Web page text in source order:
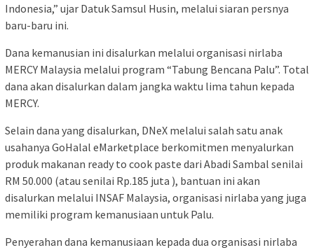
Indonesia,” ujar Datuk Samsul Husin, melalui siaran persnya
baru-baru ini.
Dana kemanusian ini disalurkan melalui organisasi nirlaba
MERCY Malaysia melalui program “Tabung Bencana Palu”. Total
dana akan disalurkan dalam jangka waktu lima tahun kepada
MERCY.
Selain dana yang disalurkan, DNeX melalui salah satu anak
usahanya GoHalal eMarketplace berkomitmen menyalurkan
produk makanan ready to cook paste dari Abadi Sambal senilai
RM 50.000 (atau senilai Rp.185 juta ), bantuan ini akan
disalurkan melalui INSAF Malaysia, organisasi nirlaba yang juga
memiliki program kemanusiaan untuk Palu.
Penyerahan dana kemanusiaan kepada dua organisasi nirlaba